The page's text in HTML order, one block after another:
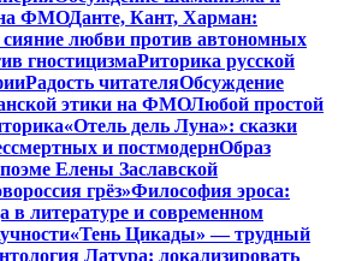
на ФМОДанте, Кант, Харман:
любви против автономных
гностицизмаРиторика русской
Радость читателяОбсуждение
этики на ФМОЛюбой простой
«Отель дель Луна»: сказки
и постмодернОбраз
Елены Заславской
грёз»Философия эроса:
в литературе и современном
«Тень Цикады» — трудный
Латура: локализировать